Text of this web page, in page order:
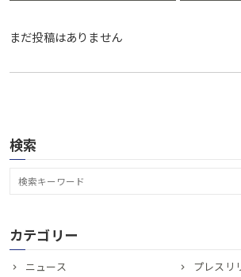
まだ投稿はありません
検索
カテゴリー
ニュース
プレスリ